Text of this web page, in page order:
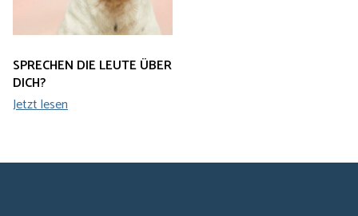
SPRECHEN DIE LEUTE ÜBER
DICH?
Jetzt lesen